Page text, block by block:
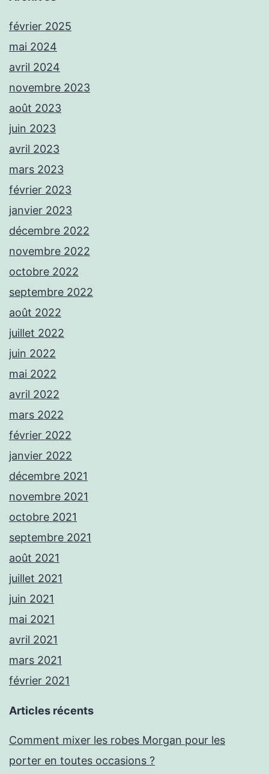
février 2025
mai 2024
avril 2024
novembre 2023
août 2023
juin 2023
avril 2023
mars 2023
février 2023
janvier 2023
décembre 2022
novembre 2022
octobre 2022
septembre 2022
août 2022
juillet 2022
juin 2022
mai 2022
avril 2022
mars 2022
février 2022
janvier 2022
décembre 2021
novembre 2021
octobre 2021
septembre 2021
août 2021
juillet 2021
juin 2021
mai 2021
avril 2021
mars 2021
février 2021
Articles récents
Comment mixer les robes Morgan pour les
porter en toutes occasions ?